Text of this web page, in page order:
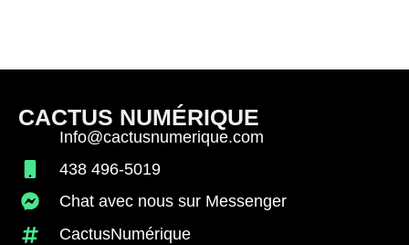
CACTUS NUMÉRIQUE
Info@cactusnumerique.com
438 496-5019
Chat avec nous sur Messenger
CactusNumérique